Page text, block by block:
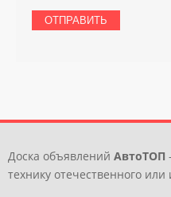
Доска объявлений АвтоТОП
технику отечественного